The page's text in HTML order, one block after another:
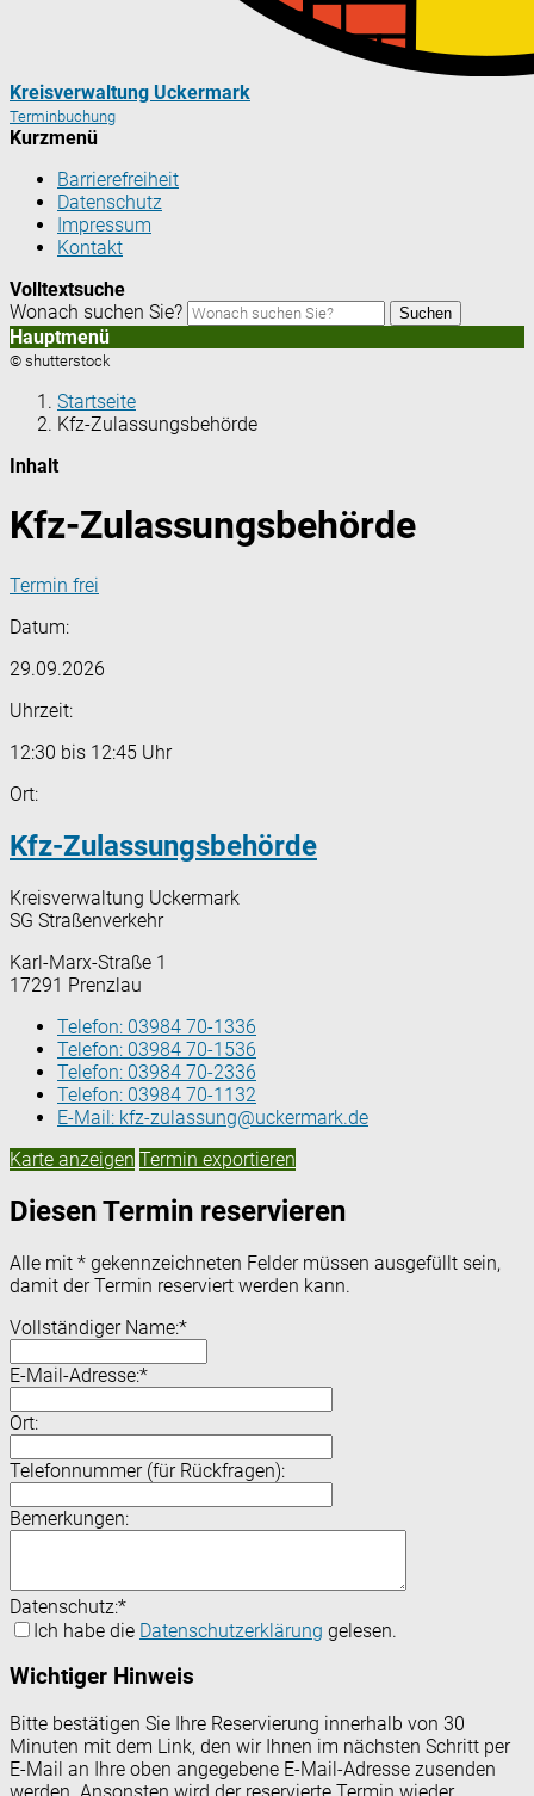
Kreisverwaltung Uckermark
Terminbuchung
Kurzmenü
Barrierefreiheit
Datenschutz
Impressum
Kontakt
Volltextsuche
Wonach suchen Sie?
Suchen
Hauptmenü
© shutterstock
Startseite
Kfz-Zulassungsbehörde
Inhalt
Kfz-Zulassungsbehörde
Termin frei
Datum:
29.09.2026
Uhrzeit:
12:30 bis 12:45 Uhr
Ort:
Kfz-Zulassungsbehörde
Kreisverwaltung Uckermark
SG Straßenverkehr
Karl-Marx-Straße 1
17291 Prenzlau
Telefon: 03984 70-1336
Telefon: 03984 70-1536
Telefon: 03984 70-2336
Telefon: 03984 70-1132
E-Mail: kfz-zulassung@uckermark.de
Karte anzeigen Termin exportieren
Diesen Termin reservieren
Alle mit * gekennzeichneten Felder müssen ausgefüllt sein,
damit der Termin reserviert werden kann.
Vollständiger Name:*
E-Mail-Adresse:*
Ort:
Telefonnummer (für Rückfragen):
Bemerkungen:
Datenschutz:*
Ich habe die Datenschutzerklärung gelesen.
Wichtiger Hinweis
Bitte bestätigen Sie Ihre Reservierung innerhalb von 30
Minuten mit dem Link, den wir Ihnen im nächsten Schritt per
E-Mail an Ihre oben angegebene E-Mail-Adresse zusenden